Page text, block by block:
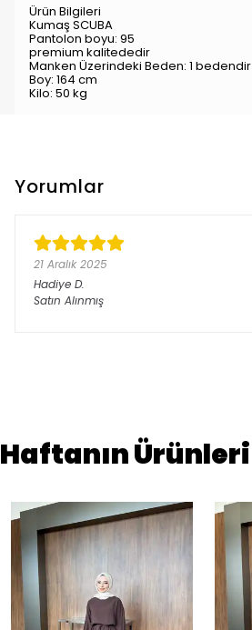
Ürün Bilgileri
Kumaş SCUBA
Pantolon boyu: 95
premium kalitededir
Manken Üzerindeki Beden: 1 bedendir
Boy: 164 cm
Kilo: 50 kg
Yorumlar
21 Aralık 2025
Hadiye D.
Satın Alınmış
Haftanın Ürünleri